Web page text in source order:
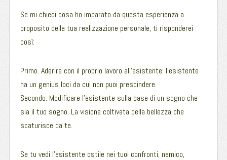
Se mi chiedi cosa ho imparato da questa esperienza a
proposito della tua realizzazione personale, ti risponderei
così:
Primo. Aderire con il proprio lavoro all’esistente: l’esistente
ha un genius loci da cui non puoi prescindere.
Secondo. Modificare l’esistente sulla base di un sogno che
sia il tuo sogno. La visione coltivata della bellezza che
scaturisce da te.
Se tu vedi l’esistente ostile nei tuoi confronti, nemico,